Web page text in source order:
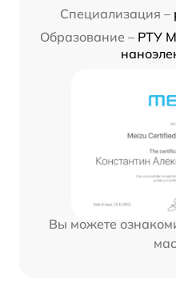
Специализация –
Образование – РТУ
Вы можете